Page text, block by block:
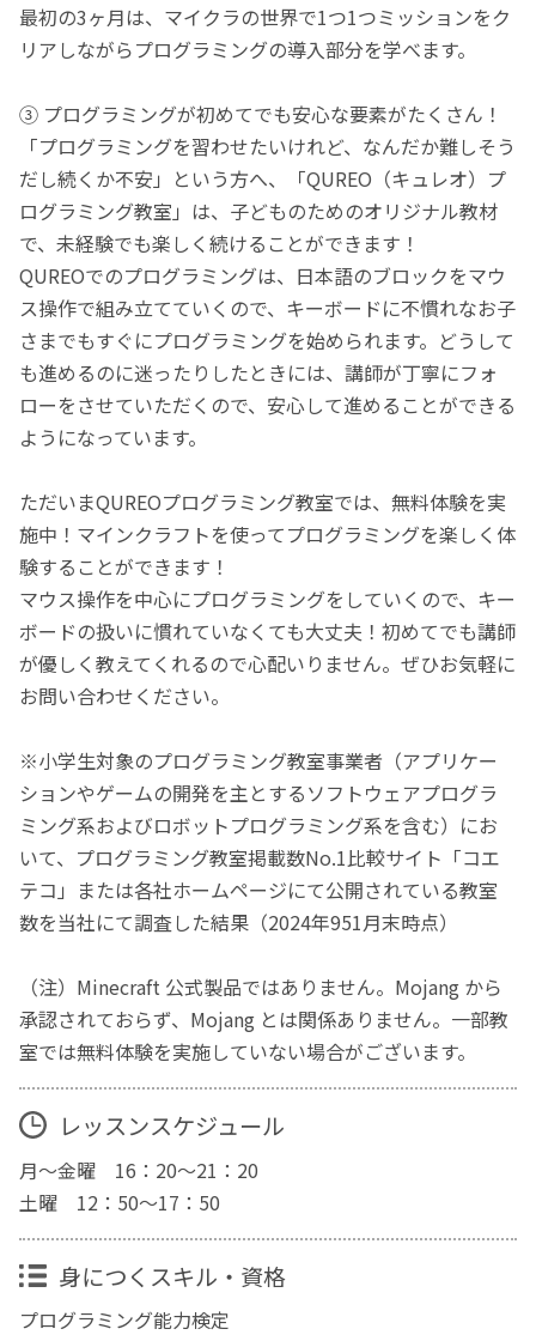
最初の3ヶ月は、マイクラの世界で1つ1つミッションをク
リアしながらプログラミングの導入部分を学べます。
③ プログラミングが初めてでも安心な要素がたくさん！
「プログラミングを習わせたいけれど、なんだか難しそう
だし続くか不安」という方へ、「QUREO（キュレオ）プ
ログラミング教室」は、子どものためのオリジナル教材
で、未経験でも楽しく続けることができます！
QUREOでのプログラミングは、日本語のブロックをマウ
ス操作で組み立てていくので、キーボードに不慣れなお子
さまでもすぐにプログラミングを始められます。どうして
も進めるのに迷ったりしたときには、講師が丁寧にフォ
ローをさせていただくので、安心して進めることができる
ようになっています。
ただいまQUREOプログラミング教室では、無料体験を実
施中！マインクラフトを使ってプログラミングを楽しく体
験することができます！
マウス操作を中心にプログラミングをしていくので、キー
ボードの扱いに慣れていなくても大丈夫！初めてでも講師
が優しく教えてくれるので心配いりません。ぜひお気軽に
お問い合わせください。
※小学生対象のプログラミング教室事業者（アプリケー
ションやゲームの開発を主とするソフトウェアプログラ
ミング系およびロボットプログラミング系を含む）にお
いて、プログラミング教室掲載数No.1比較サイト「コエ
テコ」または各社ホームページにて公開されている教室
数を当社にて調査した結果（2024年951月末時点）
（注）Minecraft 公式製品ではありません。Mojang から
承認されておらず、Mojang とは関係ありません。一部教
室では無料体験を実施していない場合がございます。
レッスンスケジュール
月～金曜 16：20～21：20
土曜 12：50～17：50
身につくスキル・資格
プログラミング能力検定